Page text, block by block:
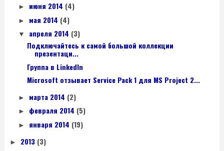
► июня 2014 (4)
► мая 2014 (4)
▼ апреля 2014 (3)
Подключайтесь к самой большой коллекции
презентаци...
Группа в LinkedIn
Microsoft отзывает Service Pack 1 для MS Project 2...
► марта 2014 (2)
► февраля 2014 (5)
► января 2014 (19)
► 2013 (3)